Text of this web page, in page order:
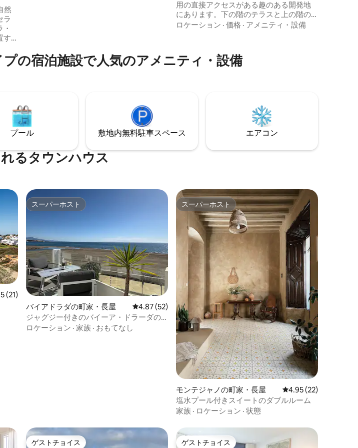
然
ラ
す
え
用の直接アクセスがある趣のある開発地
にあります。下の階のテラスと上の階の
寝室からの貴重な海の景色には、言葉を
改装されており、新しいキッチンと家
電、そして自宅から離れている間に期待
ロケーション · 価格 · アメニティ・設備
の宿泊施設で人気のアメニティ・設備
プール 敷地内無料駐⁠車ス⁠ペ⁠ー⁠ス エアコン
るタウンハウス
ー21件、5つ星中4.95つ星の平均評価
(21)
スーパーホスト
スーパーホスト
バイアドラダの町家・長屋 レビュー52件、5つ星中4.87つ星の平均評価
4.87 (52)
ジャグジー付きのバイーア・ドラーダの
ビーチハウス
ロケーション · 家族 · おもてなし
スーパーホスト
スーパーホスト
モンテジャノの町家・長屋 レビュー22件、5つ
4.95 (22)
塩水プール付きスイートのダブルルーム
家族 · ロケーション · 状態
ゲストチョイス ゲストチョイス